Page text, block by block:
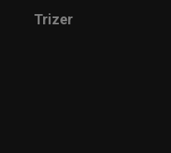
Trizer